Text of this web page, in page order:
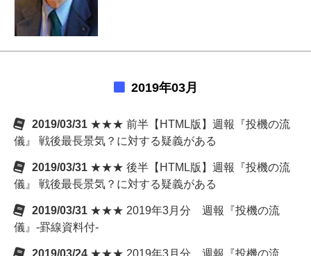
2019年03月
2019/03/31 ★★★ 前半【HTML版】週報『投機の流
儀』 戦後最長景気？に対する疑義がある
2019/03/31 ★★★ 後半【HTML版】週報『投機の流
儀』 戦後最長景気？に対する疑義がある
2019/03/31 ★★★ 2019年3月分 週報『投機の流
儀』-罫線資料付-
2019/03/24 ★★★ 2019年3月分 週報『投機の流